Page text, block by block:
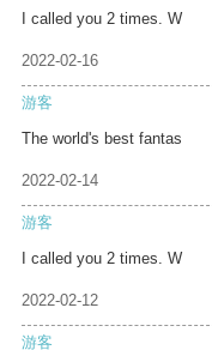
I called you 2 times. W
2022-02-16
游客
The world's best fantas
2022-02-14
游客
I called you 2 times. W
2022-02-12
游客